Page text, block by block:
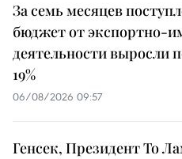
За семь месяцев
бюджет от экспортно-
деятельности выросли
19%
06/08/2026 09:57
Генсек, Президент То